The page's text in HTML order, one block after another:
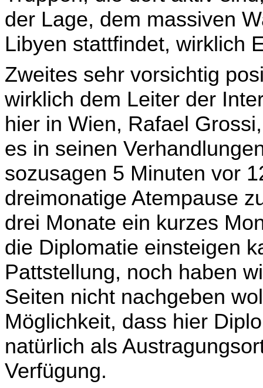
der Lage, dem massiven
Libyen stattfindet, wirklich
Zweites sehr vorsichtig
wirklich dem Leiter der
hier in Wien, Rafael
es in seinen
sozusagen 5 Minuten vor
dreimonatige Atempause
drei Monate ein kurzes
die Diplomatie einsteigen
Pattstellung, noch haben
Seiten nicht nachgeben
Möglichkeit, dass hier
natürlich als
Verfügung.